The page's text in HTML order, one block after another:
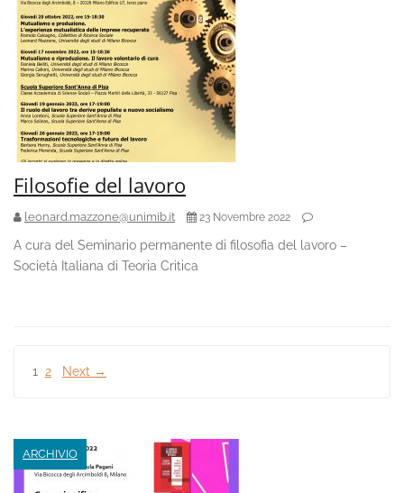
Filosofie del lavoro
leonard.mazzone@unimib.it 23 Novembre 2022
A cura del Seminario permanente di filosofia del lavoro –
Società Italiana di Teoria Critica
Paginazione
1 2 Next →
ARCHIVIO